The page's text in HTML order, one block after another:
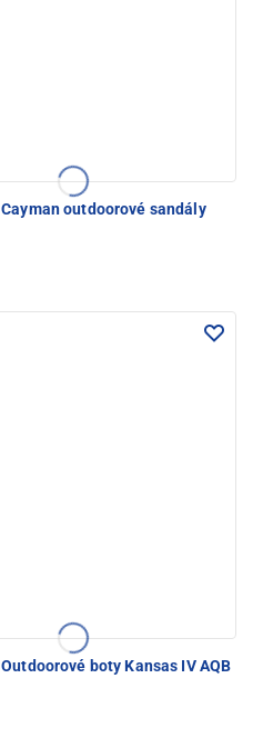
Cayman outdoorové sandály
Outdoorové boty Kansas IV AQB